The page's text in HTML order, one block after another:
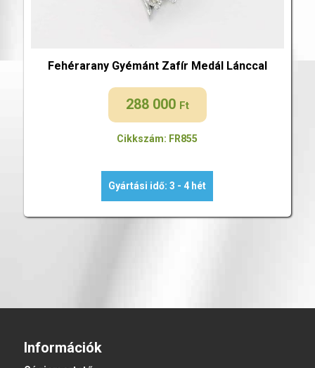
Fehérarany Gyémánt Zafír Medál Lánccal
288 000 Ft
Cikkszám: FR855
Gyártási idő: 3 - 4 hét
Információk